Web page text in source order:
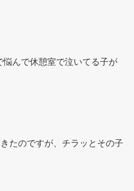
悩んで休憩室で泣いてる子が
たのですが、チラッとその子